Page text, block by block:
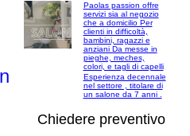
Paolas passion offre
servizi sia al negozio
che a domicilio Per
clienti in difficoltà,
bambini, ragazzi e
anziani Da messe in
pieghe, meches,
colori, e tagli di capelli
Chiedere preventivo
Esperienza decennale
nel settore , titolare di
un salone da 7 anni .